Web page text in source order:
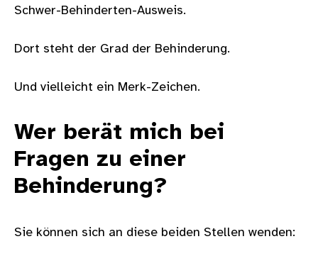
Schwer-Behinderten-Ausweis.
Dort steht der Grad der Behinderung.
Und vielleicht ein Merk-Zeichen.
Wer berät mich bei
Fragen zu einer
Behinderung?
Sie können sich an diese beiden Stellen wenden: